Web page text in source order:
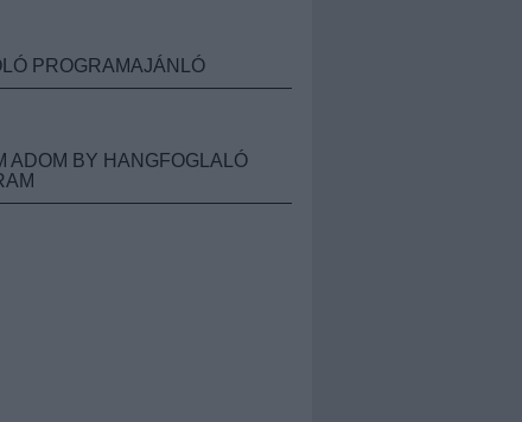
PROGRAMAJÁNLÓ
ADOM BY HANGFOGLALÓ